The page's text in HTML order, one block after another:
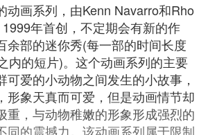
动画系列，由Kenn Navarro和Rho
年首创，不定期会有新的作
余部的迷你秀(每一部的时间长度
内的短片)。这个动画系列的主要
可爱的小动物之间发生的小故事，
形象天真而可爱，但是动画情节却
重，与动物稚嫩的形象形成强烈的
同的震撼力。该动画系列属于限制